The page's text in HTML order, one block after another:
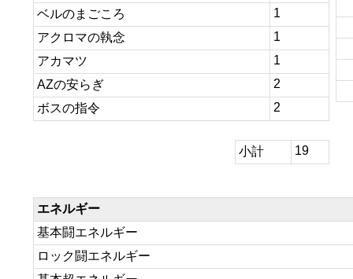
ベルのまごころ
1
アクロマの執念
1
アカマツ
1
AZの安らぎ
2
ボスの指令
2
小計 19
エネルギー
基本闘エネルギー
ロック闘エネルギー